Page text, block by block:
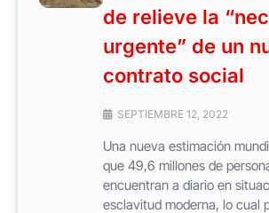
de relieve la
urgente” de un
contrato social
SEPTIEMBRE 12, 2022
Una nueva estimación
que 49,6 millones de
encuentran a diario en
esclavitud moderna, lo cual